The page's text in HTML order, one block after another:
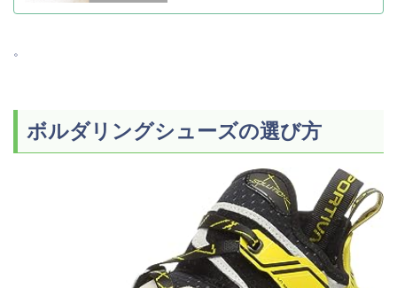
。
ボルダリングシューズの選び方